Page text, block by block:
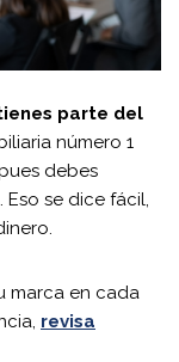
parte del
número 1
debes
se dice fácil,
marca en cada
revisa